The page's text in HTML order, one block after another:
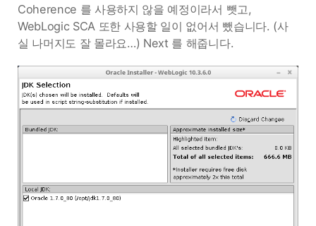
Coherence 를 사용하지 않을 예정이라서 뺏고,
WebLogic SCA 또한 사용할 일이 없어서 뺐습니다. (사
실 나머지도 잘 몰라요…) Next 를 해줍니다.